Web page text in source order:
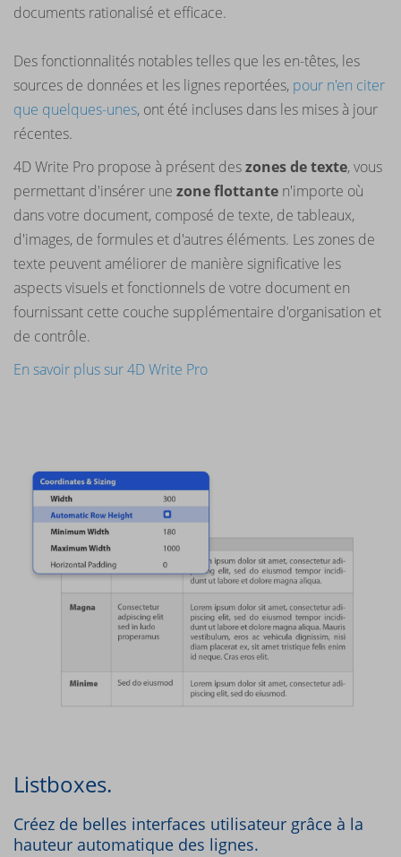
documents rationalisé et efficace.
Des fonctionnalités notables telles que les en-têtes, les
sources de données et les lignes reportées, pour n'en citer
que quelques-unes, ont été incluses dans les mises à jour
récentes.
4D Write Pro propose à présent deszones de texte, vous
permettant d'insérer une zone flottante n'importe où
dans votre document, composé de texte, de tableaux,
d'images, de formules et d'autres éléments. Les zones de
texte peuvent améliorer de manière significative les
aspects visuels et fonctionnels de votre document en
fournissant cette couche supplémentaire d'organisation et
de contrôle.
En savoir plus sur 4D Write Pro
Listboxes.
Créez de belles interfaces utilisateur grâce à la
hauteur automatique des lignes.